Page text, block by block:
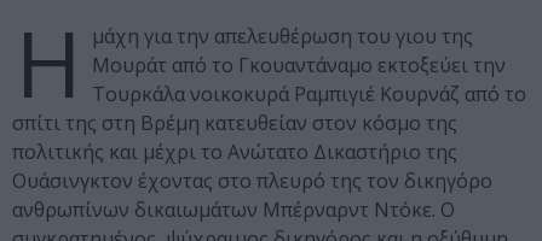
Η
μάχη για την απελευθέρωση του γιου της
Μουράτ από το Γκουαντάναμο εκτοξεύει την
Τουρκάλα νοικοκυρά Ραμπιγιέ Κουρνάζ από το
σπίτι της στη Βρέμη κατευθείαν στον κόσμο της
πολιτικής και μέχρι το Ανώτατο Δικαστήριο της
Ουάσινγκτον έχοντας στο πλευρό της τον δικηγόρο
ανθρωπίνων δικαιωμάτων Μπέρναρντ Ντόκε. Ο